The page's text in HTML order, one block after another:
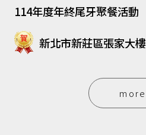
114年度年終尾牙聚餐活動
新北市新莊區張家大
more